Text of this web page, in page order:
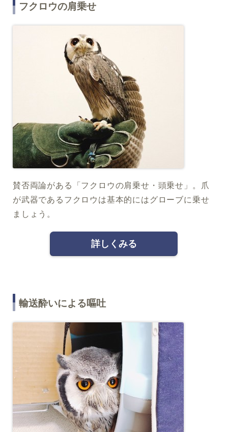
フクロウの肩乗せ
賛否両論がある「フクロウの肩乗せ・頭乗せ」。爪
が武器であるフクロウは基本的にはグローブに乗せ
ましょう。
詳しくみる
輸送酔いによる嘔吐